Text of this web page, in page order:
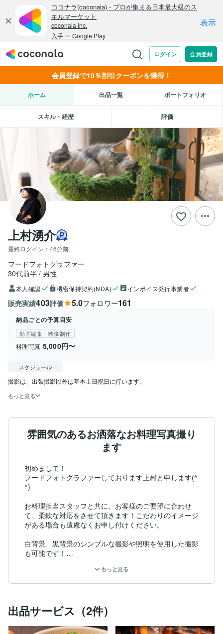
会員登録で10％割引クーポンを獲得！
ホーム 出品一覧 ポートフォリオ
スキル・経歴 評価
上村湧介
最終ログイン： 46分前
フードフォトグラファー
30代前半
男性
本人確認 機密保持契約(NDA) インボイス発行事業者
販売実績403評価 5.0フォロワー161
納品ごとの予算目安
動画編集・映像制作
料理写真 5,000円〜
スケジュール
撮影は、出張撮影以外は基本土日祝日に行います。
もっと見る
雰囲気のあるお洒落なお料理写真撮り
ます
初めまして！
フードフォトグラファーしております上村と申します(^
^)
お料理担当スタッフと共に、お客様のご要望に合わせ
て、柔軟な対応をさせて頂きます！こだわりのイメージ
がある場合も遠慮なくお申し付けください。
白背景、黒背景のシンプルな撮影や照明を使用した撮影
も可能です！
まずは是非ポートフォリオをご覧下さい！
過去に撮影した写真を多数載せております(^^)
カメラ
CANON EOS R5 ★Main
CANON EOS R6
もっと見る
出品サービス（2件）